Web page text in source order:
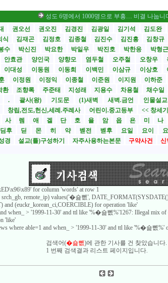
성도 6명에서 1000명으로 부흥… 비결 나눕니다 /스틸
권오선 권오진 김경진 김광일 김기석 김도완
식 김재곤 김정호 김종철 김진수 김진흥 김창규
수 박신진 박요한 박일우 박진호 박한응 박형근
안효관 양인국 양향모 염두철 오주철 오창우
이대성 이동원 이동희 이백민 이삼규 이상호
이정원 이정익 이종철 이준원 이지원 이하준
환 조향록 주준태 지성래 지용수 차용철 채수일
. 괄사(왕) 기도문 (1)새벽 새벽.금언 인물설교
창립,전도,헌신,세례.주례사 어린이.중고등부 << 창세
사 렘 애 겔 단 호 욜 암 옵 욘 미 나
딤후 딛 몬 히 약 벧전 벧후 요일 요이
경 설교(틀)구성하기 자주사용하는본문 구약사건 신
for column 'words' at row 1
srch_gb, remote_ip) values('�숉뻾',
(euckr_korean_ci,COERCIBLE) for operation 'like'
when_ > '1999-11-30' and ttl like '%�숉뻾%'1267: Illegal mix
'like'
where able=1 and when_ > '1999-11-30' and ttl like '%�숉뻾%'
검색어(�숉뻾)에 관한 기사를 건 찾았습니다.
1 번째 검색결과 리스트 페이지입니다.